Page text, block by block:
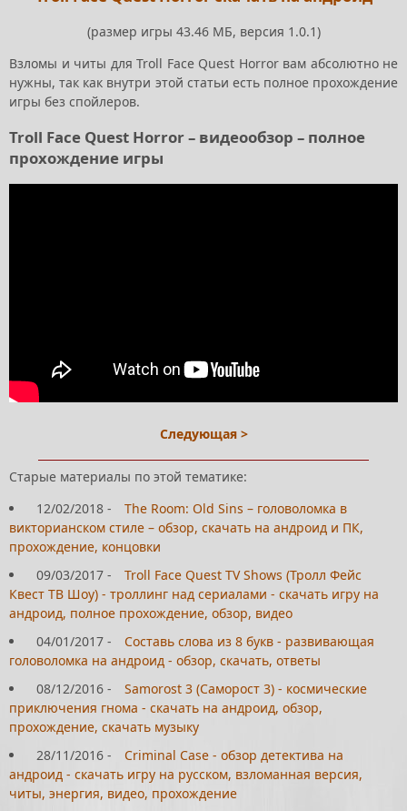
(размер игры 43.46 МБ, версия 1.0.1)
Взломы и читы для Troll Face Quest Horror вам абсолютно не
нужны, так как внутри этой статьи есть полное прохождение
игры без спойлеров.
Troll Face Quest Horror – видеообзор – полное
прохождение игры
Следующая >
Старые материалы по этой тематике:
12/02/2018 -
The Room: Old Sins – головоломка в
викторианском стиле – обзор, скачать на андроид и ПК,
прохождение, концовки
09/03/2017 -
Troll Face Quest TV Shows (Тролл Фейс
Квест ТВ Шоу) - троллинг над сериалами - скачать игру на
андроид, полное прохождение, обзор, видео
04/01/2017 -
Составь слова из 8 букв - развивающая
головоломка на андроид - обзор, скачать, ответы
08/12/2016 -
Samorost 3 (Саморост 3) - космические
приключения гнома - скачать на андроид, обзор,
прохождение, скачать музыку
28/11/2016 -
Criminal Case - обзор детектива на
андроид - скачать игру на русском, взломанная версия,
читы, энергия, видео, прохождение